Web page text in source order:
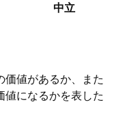
中立
価値があるか、また
値になるかを表した